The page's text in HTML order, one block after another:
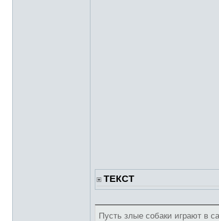
ТЕКСТ
Пусть злые собаки играют в